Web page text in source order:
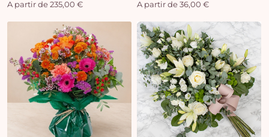
A partir de 235,00 € A partir de 36,00 €